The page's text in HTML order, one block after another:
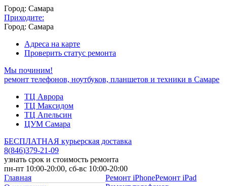
Город: Самара
Приходите:
Город: Самара
Адреса на карте
Проверить статус ремонта
Мы починим!
ремонт телефонов, ноутбуков, планшетов и техники в Самаре
ТЦ Аврора
ТЦ Максидом
ТЦ Апельсин
ЦУМ Самара
БЕСПЛАТНАЯ курьерская доставка
8(846)379-21-09
узнать срок и стоимость ремонта
пн-пт 10:00-20:00, сб-вс 10:00-20:00
Главная
Ремонт iPhoneРемонт iPad